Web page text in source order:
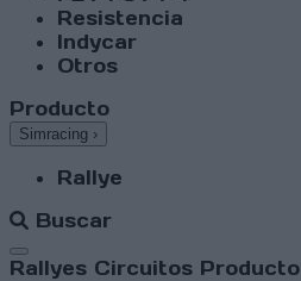
Resistencia
Indycar
Otros
Producto
Simracing ›
Rallye
Buscar
Abrir menú
Rallyes Circuitos Producto